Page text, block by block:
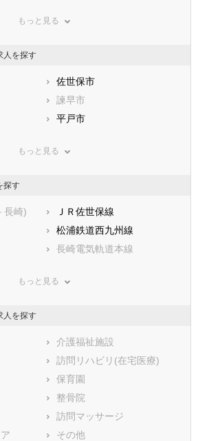
神奈川県
福井県
山口県
佐賀県
大分県
宮崎県
もっと見る
人を探す
佐世保市
諫早市
平戸市
五島市
東彼杵郡東彼杵町
東彼杵郡波佐見町
北松浦郡佐々町
もっと見る
探す
長崎)
ＪＲ佐世保線
松浦鉄道西九州線
長崎電気軌道本線
もっと見る
人を探す
介護福祉施設
訪問リハビリ(在宅医療)
保育園
整骨院
訪問マッサージ
その他